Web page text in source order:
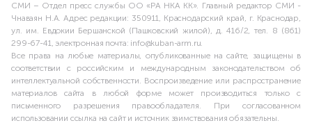
СМИ – Отдел пресс службы ОО «РА НКА КК». Главный редактор СМИ -
Чнаваян Н.А. Адрес редакции: 350911, Краснодарский край, г. Краснодар,
ул. им. Евдокии Бершанской (Пашковский жилой), д. 416/2, тел. 8 (861)
299-67-41, электронная почта: info@kuban-arm.ru.
Все права на любые материалы, опубликованные на сайте, защищены в
соответствии с российским и международным законодательством об
интеллектуальной собственности. Воспроизведение или распространение
материалов сайта в любой форме может производиться только с
письменного разрешения правообладателя. При согласованном
использовании ссылка на сайт и источник заимствования обязательны.